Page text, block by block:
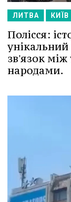
ЛИТВА КИЇВ
Полісся:
унікальний
зв'язок між
народами.